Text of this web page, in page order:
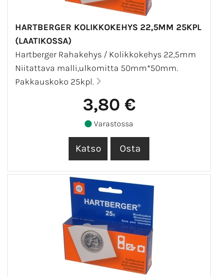
HARTBERGER KOLIKKOKEHYS 22,5MM 25KPL
(LAATIKOSSA)
Hartberger Rahakehys / Kolikkokehys 22,5mm
Niitattava malli,ulkomitta 50mm*50mm.
Pakkauskoko 25kpl.
3,80 €
Varastossa